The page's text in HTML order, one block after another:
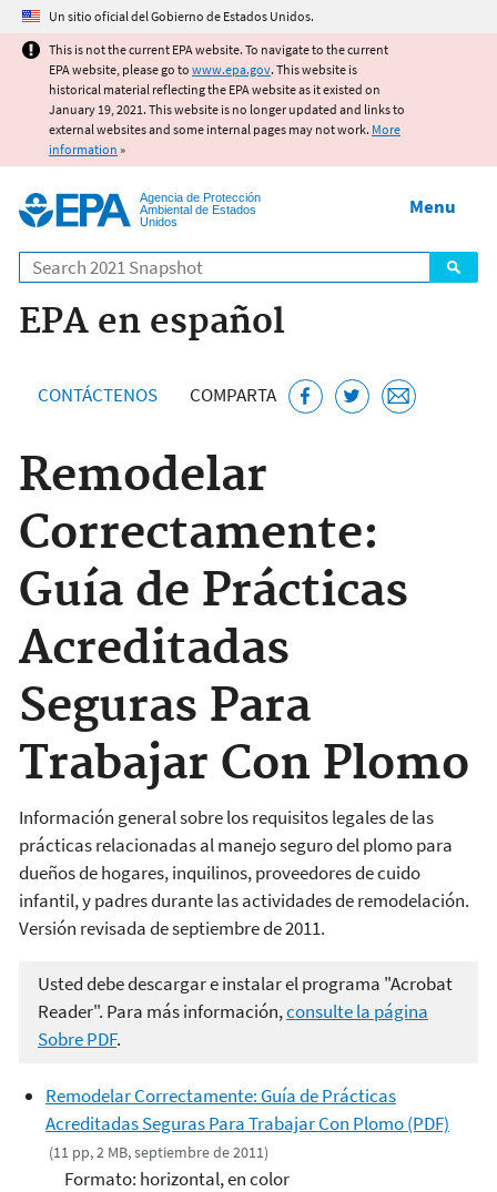
Jump to main content
Un sitio oficial del Gobierno de Estados Unidos.
This is not the current EPA website. To navigate to the current
EPA website, please go to www.epa.gov. This website is
historical material reflecting the EPA website as it existed on
January 19, 2021. This website is no longer updated and links to
external websites and some internal pages may not work. More
information »
Agencia de Protección
Ambiental de Estados
Unidos
Search
Menu
EPA en español
CONTÁCTENOS COMPARTA
Remodelar
Correctamente:
Guía de Prácticas
Acreditadas
Seguras Para
Trabajar Con Plomo
Información general sobre los requisitos legales de las
prácticas relacionadas al manejo seguro del plomo para
dueños de hogares, inquilinos, proveedores de cuido
infantil, y padres durante las actividades de remodelación.
Versión revisada de septiembre de 2011.
Usted debe descargar e instalar el programa "Acrobat
Reader". Para más información,consulte la página
Sobre PDF.
Remodelar Correctamente: Guía de Prácticas
Acreditadas Seguras Para Trabajar Con Plomo (PDF)
(11 pp, 2 MB, septiembre de 2011)
Formato: horizontal, en color